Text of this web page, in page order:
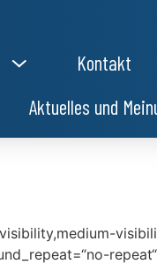
Kontakt
Aktuelles und
visibility,medium-